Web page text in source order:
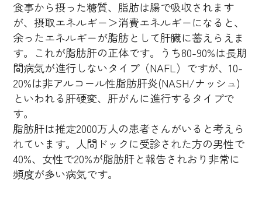
食事から摂った糖質、脂肪は腸で吸収されます
が、摂取エネルギー＞消費エネルギーになると、
余ったエネルギーが脂肪として肝臓に蓄えらえま
す。これが脂肪肝の正体です。うち80-90%は長期
間病気が進行しないタイプ（NAFL）ですが、10-
20%は非アルコール性脂肪肝炎(NASH/ナッシュ)
といわれる肝硬変、肝がんに進行するタイプで
す。
脂肪肝は推定2000万人の患者さんがいると考えら
れています。人間ドックに受診された方の男性で
40%、女性で20%が脂肪肝と報告されおり非常に
頻度が多い病気です。